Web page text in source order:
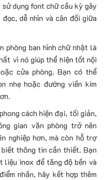
dụng font chữ cầu kỳ gây
dễ nhìn và cân đối giữa
phòng ban hình chữ nhật là
vì nó giúp thể hiện tốt nội
cửa phòng. Bạn có thể
nhẹ hoặc đường viền kim
cách hiện đại, tối giản,
gian văn phòng trở nên
nghiệp hơn, mà còn hỗ trợ
biết thông tin cần thiết. Bạn
liệu inox để tăng độ bền và
nhấn, hãy kết hợp thêm